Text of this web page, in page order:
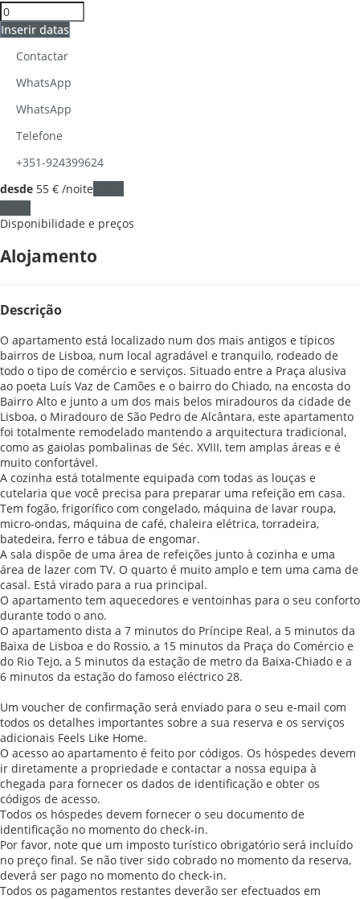
Inserir datas
Contactar
WhatsApp
WhatsApp
Telefone
+351-924399624
desde 55 € /noite
Disponibilidade e preços
Alojamento
Descrição
O apartamento está localizado num dos mais antigos e típicos
bairros de Lisboa, num local agradável e tranquilo, rodeado de
todo o tipo de comércio e serviços. Situado entre a Praça alusiva
ao poeta Luís Vaz de Camões e o bairro do Chiado, na encosta do
Bairro Alto e junto a um dos mais belos miradouros da cidade de
Lisboa, o Miradouro de São Pedro de Alcântara, este apartamento
foi totalmente remodelado mantendo a arquitectura tradicional,
como as gaiolas pombalinas de Séc. XVIII, tem amplas áreas e é
muito confortável.
A cozinha está totalmente equipada com todas as louças e
cutelaria que você precisa para preparar uma refeição em casa.
Tem fogão, frigorífico com congelado, máquina de lavar roupa,
micro-ondas, máquina de café, chaleira elétrica, torradeira,
batedeira, ferro e tábua de engomar.
A sala dispõe de uma área de refeições junto à cozinha e uma
área de lazer com TV. O quarto é muito amplo e tem uma cama de
casal. Está virado para a rua principal.
O apartamento tem aquecedores e ventoinhas para o seu conforto
durante todo o ano.
O apartamento dista a 7 minutos do Príncipe Real, a 5 minutos da
Baixa de Lisboa e do Rossio, a 15 minutos da Praça do Comércio e
do Rio Tejo, a 5 minutos da estação de metro da Baixa-Chiado e a
6 minutos da estação do famoso eléctrico 28.
Um voucher de confirmação será enviado para o seu e-mail com
todos os detalhes importantes sobre a sua reserva e os serviços
adicionais Feels Like Home.
O acesso ao apartamento é feito por códigos. Os hóspedes devem
ir diretamente a propriedade e contactar a nossa equipa à
chegada para fornecer os dados de identificação e obter os
códigos de acesso.
Todos os hóspedes devem fornecer o seu documento de
identificação no momento do check-in.
Por favor, note que um imposto turístico obrigatório será incluído
no preço final. Se não tiver sido cobrado no momento da reserva,
deverá ser pago no momento do check-in.
Todos os pagamentos restantes deverão ser efectuados em